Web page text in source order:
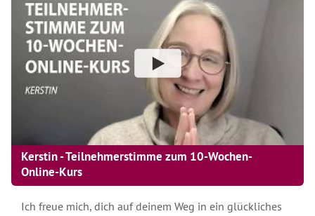
Kerstin - Teilnehmerstimme zum 10-Wochen-
Online-Kurs
Ich freue mich, dich auf deinem Weg in ein glückliches